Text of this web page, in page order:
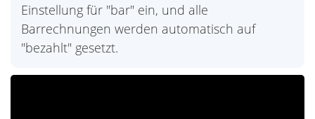
Einstellung für "bar" ein, und alle
Barrechnungen werden automatisch auf
"bezahlt" gesetzt.